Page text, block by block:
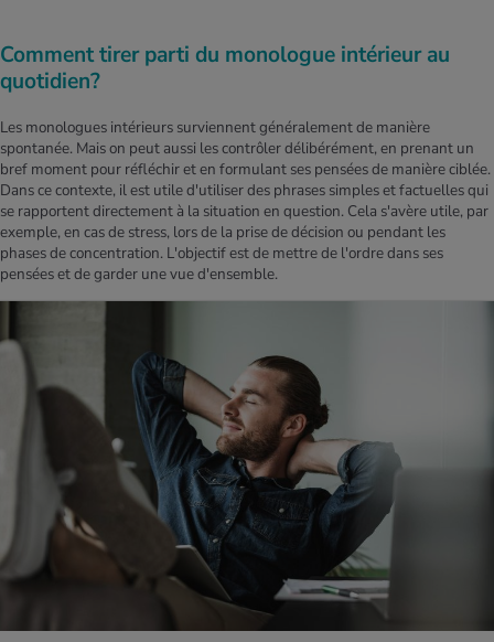
Comment tirer parti du monologue intérieur au
quotidien?
Les monologues intérieurs surviennent généralement de manière
spontanée. Mais on peut aussi les contrôler délibérément, en prenant un
bref moment pour réfléchir et en formulant ses pensées de manière ciblée.
Dans ce contexte, il est utile d'utiliser des phrases simples et factuelles qui
se rapportent directement à la situation en question. Cela s'avère utile, par
exemple, en cas de stress, lors de la prise de décision ou pendant les
phases de concentration. L'objectif est de mettre de l'ordre dans ses
pensées et de garder une vue d'ensemble.